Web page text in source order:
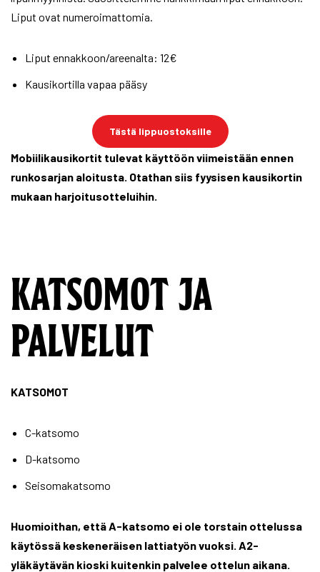
Liput ovat numeroimattomia.
Liput ennakkoon/areenalta: 12€
Kausikortilla vapaa pääsy
Tästä lippuostoksille
Mobiilikausikortit tulevat käyttöön viimeistään ennen
runkosarjan aloitusta. Otathan siis fyysisen kausikortin
mukaan harjoitusotteluihin.
KATSOMOT JA
PALVELUT
KATSOMOT
C-katsomo
D-katsomo
Seisomakatsomo
Huomioithan, että A-katsomo ei ole torstain ottelussa
käytössä keskeneräisen lattiatyön vuoksi. A2-
yläkäytävän kioski kuitenkin palvelee ottelun aikana.